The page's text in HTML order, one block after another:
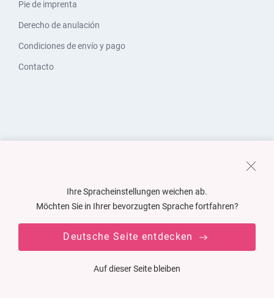
Pie de imprenta
Derecho de anulación
Condiciones de envío y pago
Contacto
Ihre Spracheinstellungen weichen ab.
Möchten Sie in Ihrer bevorzugten Sprache fortfahren?
Deutsche Seite entdecken
Auf dieser Seite bleiben